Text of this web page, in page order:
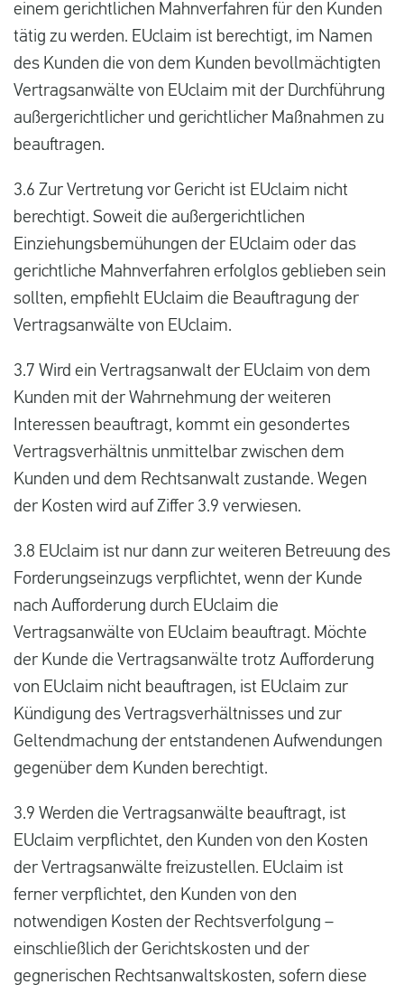
einem gerichtlichen Mahnverfahren für den Kunden
tätig zu werden. EUclaim ist berechtigt, im Namen
des Kunden die von dem Kunden bevollmächtigten
Vertragsanwälte von EUclaim mit der Durchführung
außergerichtlicher und gerichtlicher Maßnahmen zu
beauftragen.
3.6 Zur Vertretung vor Gericht ist EUclaim nicht
berechtigt. Soweit die außergerichtlichen
Einziehungsbemühungen der EUclaim oder das
gerichtliche Mahnverfahren erfolglos geblieben sein
sollten, empfiehlt EUclaim die Beauftragung der
Vertragsanwälte von EUclaim.
3.7 Wird ein Vertragsanwalt der EUclaim von dem
Kunden mit der Wahrnehmung der weiteren
Interessen beauftragt, kommt ein gesondertes
Vertragsverhältnis unmittelbar zwischen dem
Kunden und dem Rechtsanwalt zustande. Wegen
der Kosten wird auf Ziffer 3.9 verwiesen.
3.8 EUclaim ist nur dann zur weiteren Betreuung des
Forderungseinzugs verpflichtet, wenn der Kunde
nach Aufforderung durch EUclaim die
Vertragsanwälte von EUclaim beauftragt. Möchte
der Kunde die Vertragsanwälte trotz Aufforderung
von EUclaim nicht beauftragen, ist EUclaim zur
Kündigung des Vertragsverhältnisses und zur
Geltendmachung der entstandenen Aufwendungen
gegenüber dem Kunden berechtigt.
3.9 Werden die Vertragsanwälte beauftragt, ist
EUclaim verpflichtet, den Kunden von den Kosten
der Vertragsanwälte freizustellen. EUclaim ist
ferner verpflichtet, den Kunden von den
notwendigen Kosten der Rechtsverfolgung –
einschließlich der Gerichtskosten und der
gegnerischen Rechtsanwaltskosten, sofern diese